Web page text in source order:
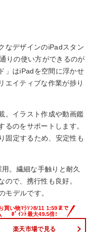
なデザインのiPadスタン
りの使い方ができるのが
」はiPadを空間に浮かせ
エイティブな作業が捗り
。イラスト作成や動画鑑
のをサポートします。
固定するため、安定性も
。繊細な手触りと耐久
で、携行性も良好。
モデルです。
楽天市場で見る